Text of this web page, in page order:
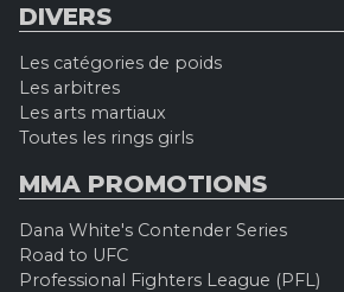
DIVERS
Les catégories de poids
Les arbitres
Les arts martiaux
Toutes les rings girls
MMA PROMOTIONS
Dana White's Contender Series
Road to UFC
Professional Fighters League (PFL)